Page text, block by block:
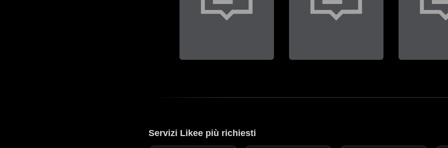
Servizi Likee più richiesti